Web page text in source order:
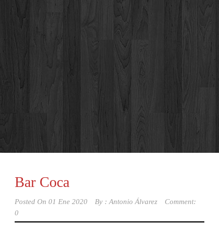
Bar Coca
Posted On 01 Ene 2020 By : Antonio Álvarez
Comment:
0